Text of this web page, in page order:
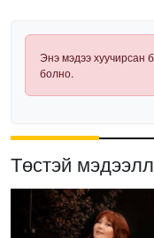
Энэ мэдээ хуучирсан
болно.
Төстэй